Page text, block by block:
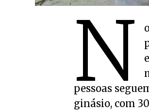
N
pessoas
ginásio, com